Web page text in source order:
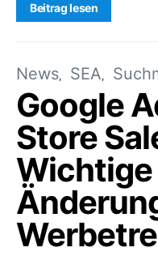
Beitrag lesen
News SEA
Google
Store
Wichtige